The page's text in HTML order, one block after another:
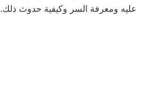
عليه ومعرفة السر وكيفية حدوث ذلك.